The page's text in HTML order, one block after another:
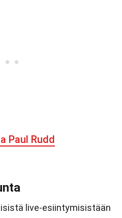
Paul Rudd
live-esiintymisistään